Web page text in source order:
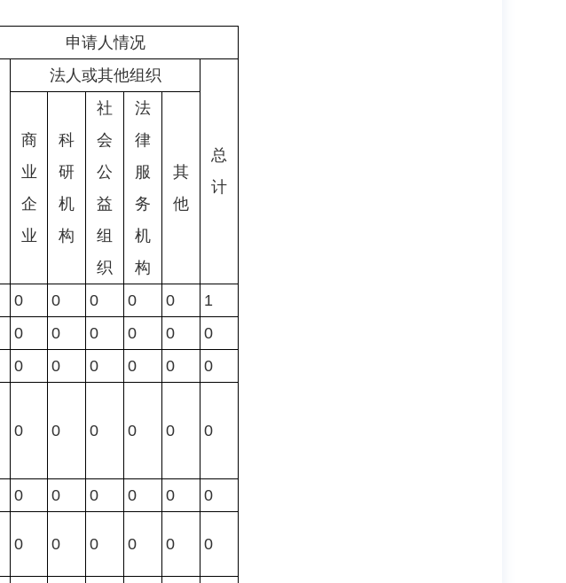
申请人情况
法人或其他组织
总
计
商
业
企
业
科
研
机
构
社
会
公
益
组
织
法
律
服
务
机
构
其
他
0 0 0 0 0
1
0 0 0 0 0 0
0 0 0 0 0
0
0 0 0 0 0 0
0 0 0 0 0
0
0 0 0 0 0 0